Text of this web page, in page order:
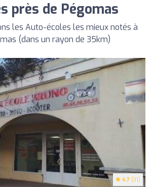
près de Pégomas
les Auto-écoles les mieux notés à
(dans un rayon de 35km)
4.7 (31)